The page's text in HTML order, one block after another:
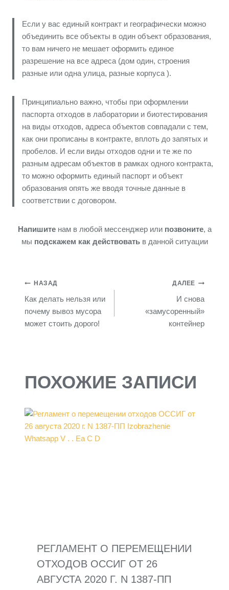
Если у вас единый контракт и географически можно
объединить все объекты в один объект образования,
то вам ничего не мешает оформить единое
разрешение на все адреса (дом один, строения
разные или одна улица, разные корпуса ).
Принципиально важно, чтобы при оформлении
паспорта отходов в лаборатории и биотестирования
на виды отходов, адреса объектов совпадали с тем,
как они прописаны в контракте, вплоть до запятых и
пробелов. И если виды отходов одни и те же по
разным адресам объектов в рамках одного контракта,
то можно оформить единый паспорт и объект
образования опять же вводя точные данные в
соответствии с договором.
Напишитенам в любой мессенджер или позвоните, а
мы подскажем как действоватьв данной ситуации
НАЗАД
Как делать нельзя или
почему вывоз мусора
может стоить дорого!
ДАЛЕЕ
И снова
«замусоренный»
контейнер
ПОХОЖИЕ ЗАПИСИ
РЕГЛАМЕНТ О ПЕРЕМЕЩЕНИИ
ОТХОДОВ ОССИГ ОТ 26
АВГУСТА 2020 Г. N 1387-ПП